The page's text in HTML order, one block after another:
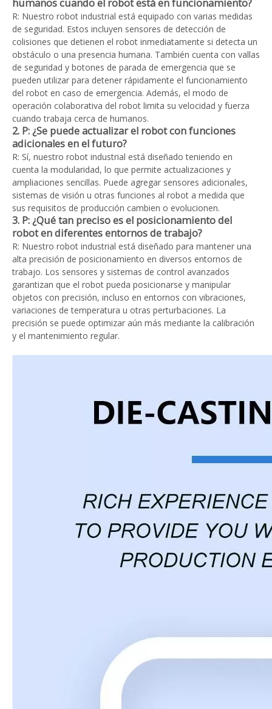
humanos cuando el robot está en funcionamiento?
R: Nuestro robot industrial está equipado con varias medidas
de seguridad. Estos incluyen sensores de detección de
colisiones que detienen el robot inmediatamente si detecta un
obstáculo o una presencia humana. También cuenta con vallas
de seguridad y botones de parada de emergencia que se
pueden utilizar para detener rápidamente el funcionamiento
del robot en caso de emergencia. Además, el modo de
operación colaborativa del robot limita su velocidad y fuerza
cuando trabaja cerca de humanos.
2. P: ¿Se puede actualizar el robot con funciones
adicionales en el futuro?
R: Sí, nuestro robot industrial está diseñado teniendo en
cuenta la modularidad, lo que permite actualizaciones y
ampliaciones sencillas. Puede agregar sensores adicionales,
sistemas de visión u otras funciones al robot a medida que
sus requisitos de producción cambien o evolucionen.
3. P: ¿Qué tan preciso es el posicionamiento del
robot en diferentes entornos de trabajo?
R: Nuestro robot industrial está diseñado para mantener una
alta precisión de posicionamiento en diversos entornos de
trabajo. Los sensores y sistemas de control avanzados
garantizan que el robot pueda posicionarse y manipular
objetos con precisión, incluso en entornos con vibraciones,
variaciones de temperatura u otras perturbaciones. La
precisión se puede optimizar aún más mediante la calibración
y el mantenimiento regular.